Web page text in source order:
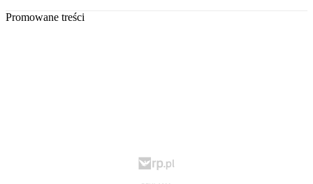
Promowane treści